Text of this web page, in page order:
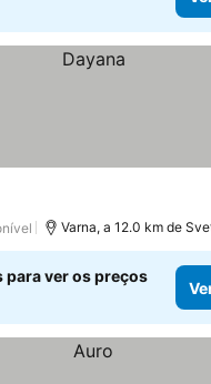
Varna, a 12.0 km de
para ver os preços